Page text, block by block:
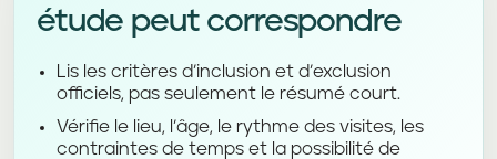
étude peut correspondre
Lis les critères d’inclusion et d’exclusion
officiels, pas seulement le résumé court.
Vérifie le lieu, l’âge, le rythme des visites, les
contraintes de temps et la possibilité de